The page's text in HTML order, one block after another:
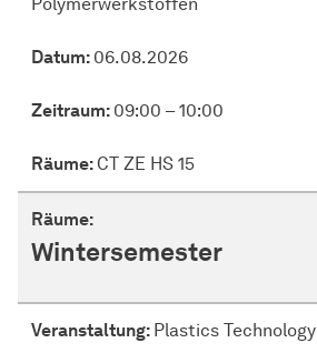
Datum: 06.08.2026
Zeitraum: 09:00 – 10:00
Räume: CT ZE HS 15
Räume:
Wintersemester
Veranstaltung: Plastics Technology